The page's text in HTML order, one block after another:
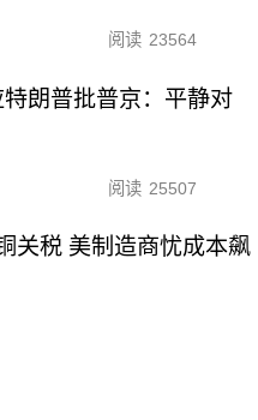
阅读 23564
朗普批普京：平静对
阅读 25507
关税 美制造商忧成本飙